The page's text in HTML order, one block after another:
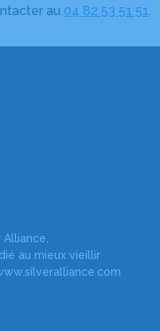
au 04 82 53 51 51.
au mieux vieillir